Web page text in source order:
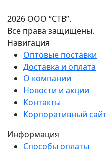
2026 ООО “СТВ”.
Все права защищены.
Навигация
Оптовые поставки
Доставка и оплата
О компании
Новости и акции
Контакты
Корпоративный сайт
Информация
Способы оплаты